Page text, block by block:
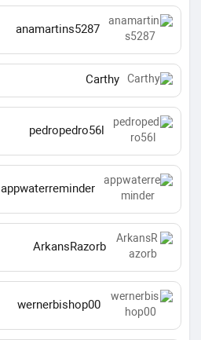
anamartins5287
Carthy
pedropedro56l
appwaterreminder
ArkansRazorb
wernerbishop00